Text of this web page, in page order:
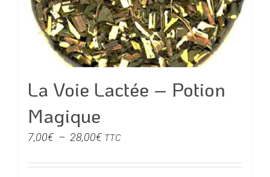
La Voie Lactée – Potion
Magique
7,00€ – 28,00€Plage
prix :
TTC